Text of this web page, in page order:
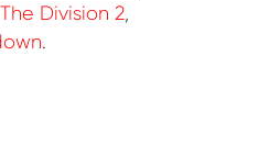
Division 2,
.